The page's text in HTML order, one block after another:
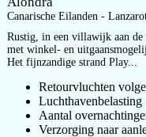
Canarische Eilanden -
Rustig, in een villawijk aan de
met winkel- en
Het fijnzandige strand Play...
Retourvluchten
Luchthavenbelasting
Aantal
Verzorging naar